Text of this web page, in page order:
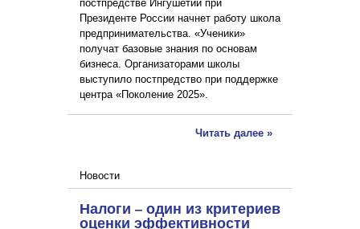
постпредстве Ингушетии при
Президенте России начнет работу школа
предпринимательства. «Ученики»
получат базовые знания по основам
бизнеса. Организаторами школы
выступило постпредство при поддержке
центра «Поколение 2025».
Читать далее »
Новости
Налоги – один из критериев
оценки эффективности